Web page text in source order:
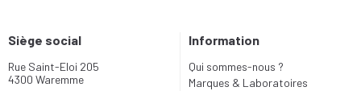
Siège social
Rue Saint-Eloi 205
4300 Waremme
Information
Qui sommes-nous ?
Marques & Laboratoires